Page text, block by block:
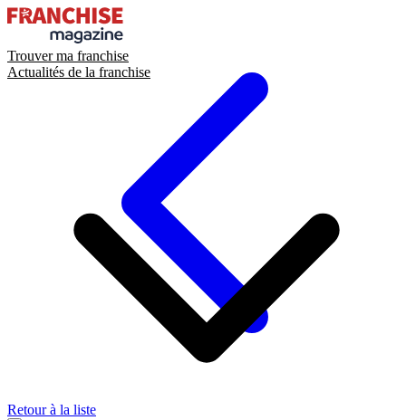
Trouver ma franchise
Actualités de la franchise
Retour à la liste